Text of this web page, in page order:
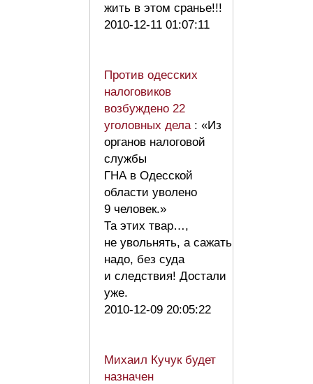
жить в этом сранье!!!
2010-12-11 01:07:11
Против одесских
налоговиков
возбуждено 22
уголовных дела : «Из
органов налоговой
службы
ГНА в Одесской
области уволено
9 человек.»
Та этих твар…,
не увольнять, а сажать
надо, без суда
и следствия! Достали
уже.
2010-12-09 20:05:22
Михаил Кучук будет
назначен